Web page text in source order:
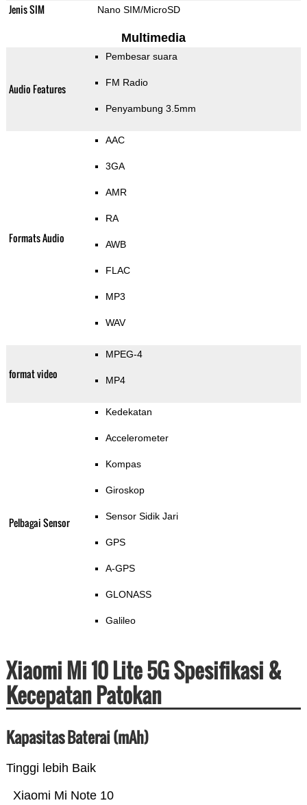
Jenis SIM Nano SIM/MicroSD
Multimedia
Audio Features
Pembesar suara
FM Radio
Penyambung 3.5mm
Formats Audio
AAC
3GA
AMR
RA
AWB
FLAC
MP3
WAV
format video
MPEG-4
MP4
Pelbagai Sensor
Kedekatan
Accelerometer
Kompas
Giroskop
Sensor Sidik Jari
GPS
A-GPS
GLONASS
Galileo
Xiaomi Mi 10 Lite 5G Spesifikasi &
Kecepatan Patokan
Kapasitas Baterai (mAh)
Tinggi lebih Baik
Xiaomi Mi Note 10